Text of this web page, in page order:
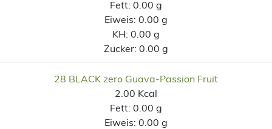
Fett: 0.00 g
Eiweis: 0.00 g
KH: 0.00 g
Zucker: 0.00 g
28 BLACK zero Guava-Passion Fruit
2.00 Kcal
Fett: 0.00 g
Eiweis: 0.00 g